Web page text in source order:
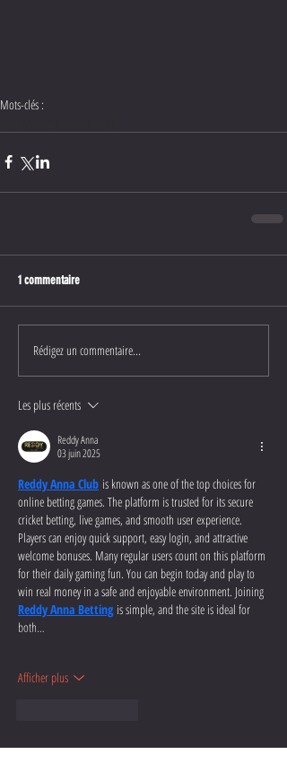
Mots-clés :
1 commentaire
Rédigez un commentaire...
Les plus récents
Reddy Anna
03 juin 2025
Reddy Anna Club is known as one of the top choices for
online betting games. The platform is trusted for its secure
cricket betting, live games, and smooth user experience.
Players can enjoy quick support, easy login, and attractive
welcome bonuses. Many regular users count on this platform
for their daily gaming fun. You can begin today and play to
win real money in a safe and enjoyable environment. Joining
Reddy Anna Betting is simple, and the site is ideal for
both…
Afficher plus